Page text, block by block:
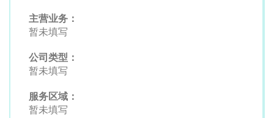
主营业务：
暂未填写
公司类型：
暂未填写
服务区域：
暂未填写